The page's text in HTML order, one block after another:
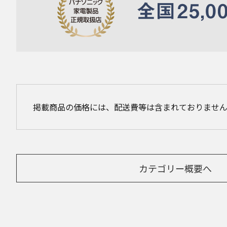
掲載商品の価格には、配送費等は含まれておりませ
カテゴリー概要へ